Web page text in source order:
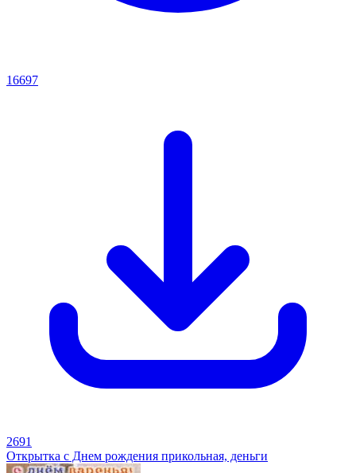
16697
2691
Открытка с Днем рождения прикольная, деньги